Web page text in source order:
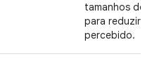
tamanhos de
para reduzir
percebido.